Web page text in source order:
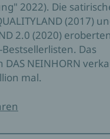
kann nicht nur
zwar richtig gut!«
2022). Die
(2017)
2.0 (2020)
Bestsellerlisten. Das
DAS NEINHORN
mal.